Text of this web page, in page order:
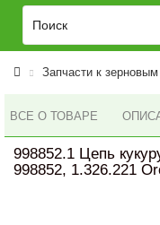
Запчасти к
ВСЕ О ТОВАРЕ
998852.1 Цепь
998852, 1.326.221